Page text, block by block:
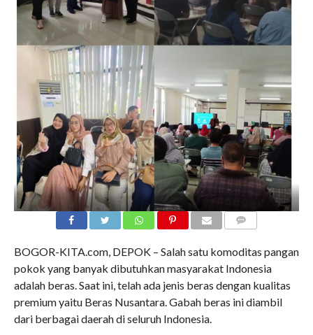
BOGOR-KITA.com, DEPOK – Salah satu komoditas pangan
pokok yang banyak dibutuhkan masyarakat Indonesia
adalah beras. Saat ini, telah ada jenis beras dengan kualitas
premium yaitu Beras Nusantara. Gabah beras ini diambil
dari berbagai daerah di seluruh Indonesia.